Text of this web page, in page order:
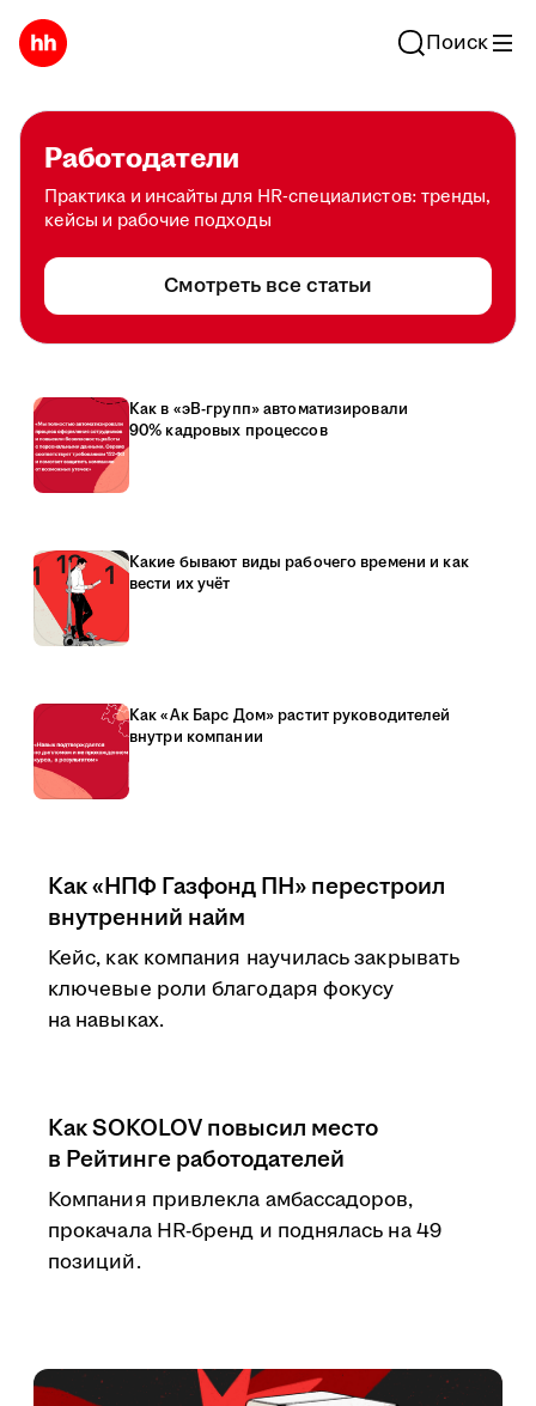
Поиск
Работодатели
Практика и инсайты для HR-специалистов: тренды,
кейсы и рабочие подходы
Смотреть все статьи
Как в «эВ-групп» автоматизировали
90% кадровых процессов
Какие бывают виды рабочего времени и как
вести их учёт
Как «Ак Барс Дом» растит руководителей
внутри компании
Как «НПФ Газфонд ПН» перестроил
внутренний найм
Кейс, как компания научилась закрывать
ключевые роли благодаря фокусу
на навыках.
Как SOKOLOV повысил место
в Рейтинге работодателей
Компания привлекла амбассадоров,
прокачала HR-бренд и поднялась на 49
позиций.